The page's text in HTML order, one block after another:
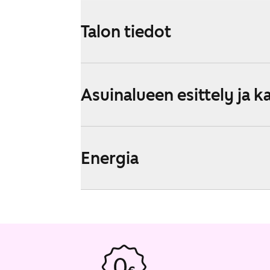
Talon tiedot
Asuinalueen esittely ja
Energia